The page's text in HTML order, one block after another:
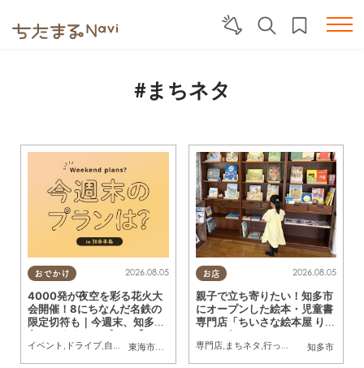
#まちネタ
おでかけ
東海市
,大府市 東浦町,半田市,美浜町
2026.08.05
4000発が夜空を彩る花火大
会開催！8にちなんだ名鉄の
限定切符も｜今週末、知多半
島でおすすめのプラン【8/8
(土)・9(日)】
イベント ドライブ 自然 まちネタ 季節ネタ,親子,家族
お店
知多市
2026.08.05
親子で立ち寄りたい！知多市
にオープンした絵本・児童書
専門店「ちいさな絵本屋 りっ
た」へ行ってみた
専門店, まちネタ 行ってみたレポ ,親子